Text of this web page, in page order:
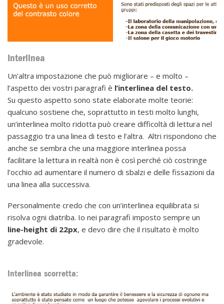
Interlinea
Un’altra impostazione che può migliorare – e molto –
l’aspetto dei vostri paragrafi è l’interlinea del testo.
Su questo aspetto sono state elaborate molte teorie:
qualcuno sostiene che, soprattutto in testi molto lunghi,
un’interlinea molto ridotta può creare difficoltà di lettura nel
passaggio tra una linea di testo e l’altra. Altri rispondono che
anche se sembra che una maggiore interlinea possa
facilitare la lettura in realtà non è così perché ciò costringe
l’occhio ad aumentare il numero di sbalzi e delle fissazioni da
una linea alla successiva.
Personalmente credo che con un’interlinea equilibrata si
risolva ogni diatriba. Io nei paragrafi imposto sempre un
line-height di 22px, e devo dire che il risultato è molto
gradevole.
Interlinea scorretta: